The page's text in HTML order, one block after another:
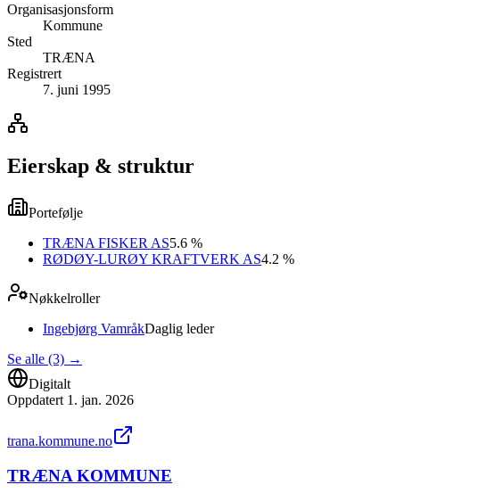
Organisasjonsform
Kommune
Sted
TRÆNA
Registrert
7. juni 1995
Eierskap & struktur
Portefølje
TRÆNA FISKER AS5.6 %
RØDØY-LURØY KRAFTVERK AS4.2 %
Nøkkelroller
Ingebjørg VamråkDaglig leder
Se alle (3) →
Digitalt
Oppdatert 1. jan. 2026
trana.kommune.no
TRÆNA KOMMUNE